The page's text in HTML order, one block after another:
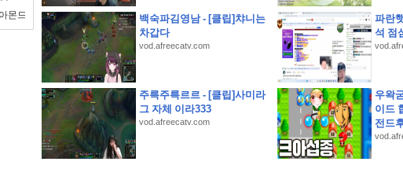
몬드 양자컴퓨터, 투자자는 무엇을 봐야 할까?백숙파김영남 - [클립]챠니는
차갑다
vod.afreecatv.com
파란
석 점
주륵주륵르르 - [클립]사미라
그 자체 이라333
vod.afreecatv.com
우왁
이드
전드